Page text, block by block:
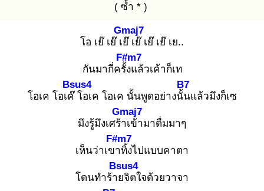
( ซ้ำ * )
โอ เย๊ เย๊ เย๊
Gmaj7
เย๊ เย๊ เย๊ เย..
กันมากี่ครั้ง
F#m7
แล้วเค้าก็เท
โอเค โอเค๊
Bsus4
โอเค โอเค นั้นพูดอย่างนั้น
B7
แล้วมึงก็เซ
มึงรู้มึงเศร้า
Gmaj7
เข้ามาดื่มมาๆ
เห็นว่าเขา
F#m7
ทิ้งไปแบบคาตา
โดนทำร้าย
Bsus4
จิตใจด้วยวาจา